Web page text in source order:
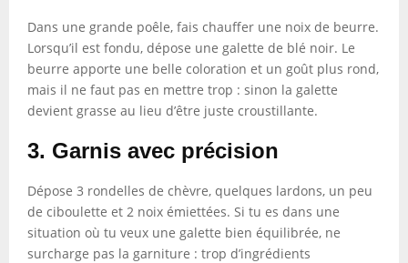
Dans une grande poêle, fais chauffer une noix de beurre.
Lorsqu’il est fondu, dépose une galette de blé noir. Le
beurre apporte une belle coloration et un goût plus rond,
mais il ne faut pas en mettre trop : sinon la galette
devient grasse au lieu d’être juste croustillante.
3. Garnis avec précision
Dépose 3 rondelles de chèvre, quelques lardons, un peu
de ciboulette et 2 noix émiettées. Si tu es dans une
situation où tu veux une galette bien équilibrée, ne
surcharge pas la garniture : trop d’ingrédients